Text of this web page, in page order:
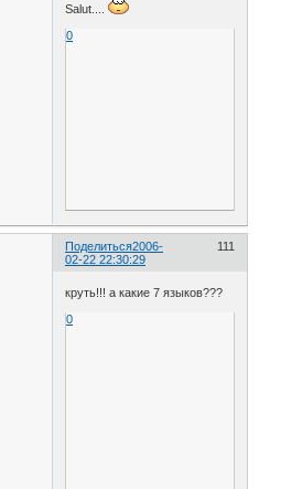
Salut....
0
Поделиться 111
2006-
02-22 22:30:29
круть!!! а какие 7 языков???
0